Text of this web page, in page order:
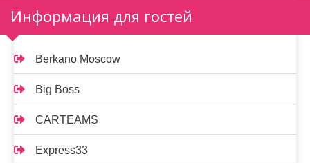
Информация для гостей
Berkano Moscow
Big Boss
CARTEAMS
Express33